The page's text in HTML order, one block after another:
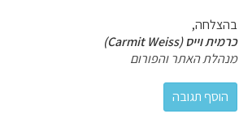
בהצלחה,
כרמית וייס (Carmit Weiss)
מנהלת האתר והפורום